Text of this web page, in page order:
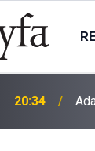
20:34